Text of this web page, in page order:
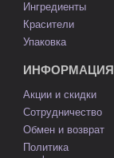
Ингредиенты
Красители
Упаковка
ИНФОРМАЦИЯ
Акции и скидки
Сотрудничество
Обмен и возврат
Политика